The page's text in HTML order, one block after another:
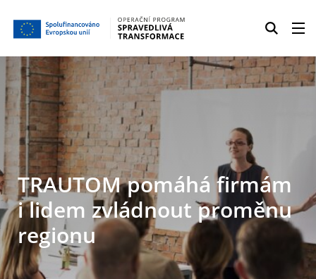
TRAUTOM pomáhá firmám
i lidem zvládnout proměnu
regionu